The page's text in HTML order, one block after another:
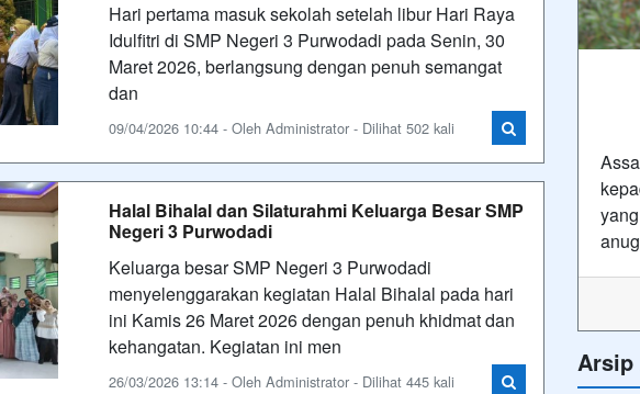
Hari pertama masuk sekolah setelah libur Hari Raya
Idulfitri di SMP Negeri 3 Purwodadi pada Senin, 30
Maret 2026, berlangsung dengan penuh semangat
dan
09/04/2026 10:44 - Oleh Administrator - Dilihat 502 kali
Halal Bihalal dan Silaturahmi Keluarga Besar SMP
Negeri 3 Purwodadi
Keluarga besar SMP Negeri 3 Purwodadi
menyelenggarakan kegiatan Halal Bihalal pada hari
ini Kamis 26 Maret 2026 dengan penuh khidmat dan
kehangatan. Kegiatan ini men
26/03/2026 13:14 - Oleh Administrator - Dilihat 445 kali
Arsip